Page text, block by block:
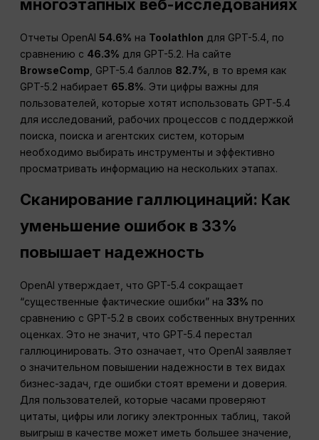
многоэтапных веб-исследованиях
Отчеты OpenAI54.6% на Toolathlon для GPT-5.4, по
сравнению с 46.3% для GPT-5.2. На сайте
BrowseComp , GPT-5.4 баллов 82.7% , в то время как
GPT-5.2 набирает 65.8%. Эти цифры важны для
пользователей, которые хотят использовать GPT-5.4
для исследований, рабочих процессов с поддержкой
поиска, поиска и агентских систем, которым
необходимо выбирать инструменты и эффективно
просматривать информацию на нескольких этапах.
Сканирование галлюцинаций: Как
уменьшение ошибок в 33%
повышает надежность
OpenAI утверждает, что GPT-5.4 сокращает
“существенные фактические ошибки” на33% по
сравнению с GPT-5.2 в своих собственных внутренних
оценках. Это не значит, что GPT-5.4 перестал
галлюцинировать. Это означает, что OpenAI заявляет
о значительном повышении надежности в тех видах
бизнес-задач, где ошибки стоят времени и доверия.
Для пользователей, которые часами проверяют
цитаты, цифры или логику электронных таблиц, такой
выигрыш в качестве может иметь большее значение,